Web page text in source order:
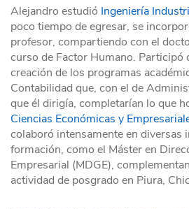
Alejandro estudió Ingeniería
poco tiempo de egresar, se
profesor, compartiendo con el
curso de Factor Humano. Participó
creación de los programas
Contabilidad que, con el de
que él dirigía, completarían lo que
Ciencias Económicas y
colaboró intensamente en diversas
formación, como el Máster en
Empresarial (MDGE),
actividad de posgrado en Piura,